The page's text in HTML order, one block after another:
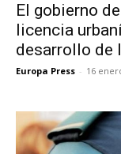
El gobierno
licencia
desarrollo de
Europa Press - 16